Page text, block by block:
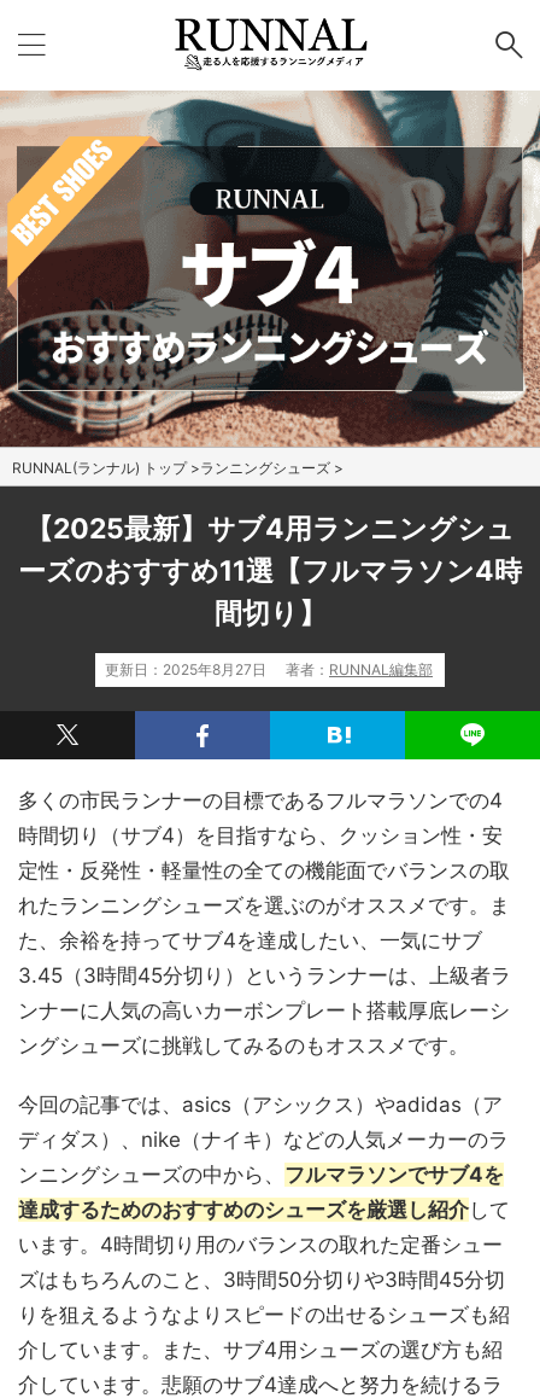
RUNNAL(ランナル) トップ >ランニングシューズ >
【2025最新】サブ4用ランニングシュ
ーズのおすすめ11選【フルマラソン4時
間切り】
更新日： 2025年8月27日 著者： RUNNAL編集部
多くの市民ランナーの目標であるフルマラソンでの4
時間切り（サブ4）を目指すなら、クッション性・安
定性・反発性・軽量性の全ての機能面でバランスの取
れたランニングシューズを選ぶのがオススメです。ま
た、余裕を持ってサブ4を達成したい、一気にサブ
3.45（3時間45分切り）というランナーは、上級者ラ
ンナーに人気の高いカーボンプレート搭載厚底レーシ
ングシューズに挑戦してみるのもオススメです。
今回の記事では、asics（アシックス）やadidas（ア
ディダス）、nike（ナイキ）などの人気メーカーのラ
ンニングシューズの中から、 フルマラソンでサブ4を
達成するためのおすすめのシューズを厳選し紹介して
います。4時間切り用のバランスの取れた定番シュー
ズはもちろんのこと、3時間50分切りや3時間45分切
りを狙えるようなよりスピードの出せるシューズも紹
介しています。また、サブ4用シューズの選び方も紹
介しています。悲願のサブ4達成へと努力を続けるラ